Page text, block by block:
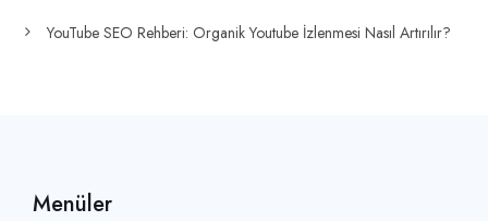
YouTube SEO Rehberi: Organik Youtube İzlenmesi Nasıl Artırılır?
Menüler